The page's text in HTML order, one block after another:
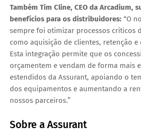
Também Tim Cline, CEO da Arcadium,
benefícios para os distribuidores: “O
sempre foi otimizar processos críticos
como aquisição de clientes, retenção e
Esta integração permite que os
orçamentem e vendam de forma mais
estendidos da Assurant, apoiando o
dos equipamentos e aumentando a
nossos parceiros.”
Sobre a Assurant